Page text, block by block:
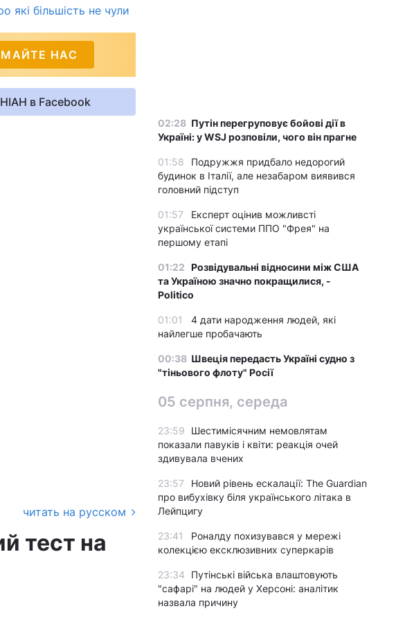
які більшість не чули
НАС
в Facebook
читать на русском
тест на
02:28 Путін перегруповує бойові дії в
Україні: у WSJ розповіли, чого він прагне
01:58
Подружжя придбало недорогий
будинок в Італії, але незабаром виявився
головний підступ
01:57
Експерт оцінив можливсті
української системи ППО "Фрея" на
першому етапі
01:22 Розвідувальні відносини між США
та Україною значно покращилися, -
Politico
01:01
4 дати народження людей, які
найлегше пробачають
00:38 Швеція передасть Україні судно з
"тіньового флоту" Росії
05 серпня, середа
23:59
Шестимісячним немовлятам
показали павуків і квіти: реакція очей
здивувала вчених
23:57
Новий рівень ескалації: The Guardian
про вибухівку біля українського літака в
Лейпцигу
23:41
Роналду похизувався у мережі
колекцією ексклюзивних суперкарів
23:34
Путінські війська влаштовують
"сафарі" на людей у Херсоні: аналітик
назвала причину